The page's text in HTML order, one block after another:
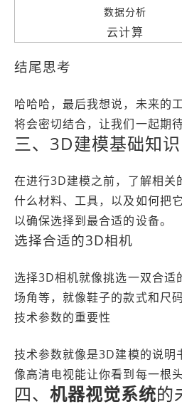
数据分析
云计算
结尾思考
哈哈哈，最后我想说，未来的
将会密切结合，让我们一起期待
三、3D建模基础知识
在进行3D建模之前，了解相
什么材料、工具，以及如何把
以确保选择到最合适的设备。
选择合适的3D相机
选择3D相机就像挑选一双合
场角等，就像鞋子的款式和尺
技术参数的重要性
技术参数就像是3D建模的说明
像高清电视能让你看到每一根
四、机器视觉系统的